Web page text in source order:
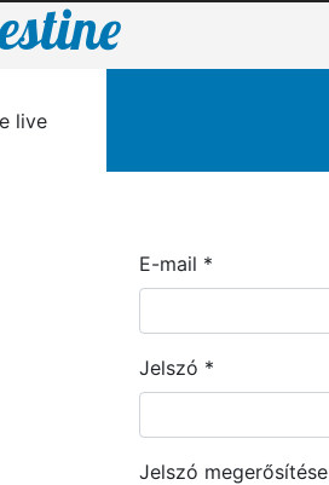
live
E-mail
Jelszó
Jelszó megerősítése